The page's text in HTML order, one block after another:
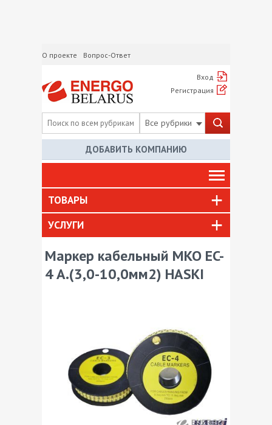
О проекте Вопрос-Ответ
Вход
Регистрация
Все рубрики
ДОБАВИТЬ КОМПАНИЮ
ТОВАРЫ
УСЛУГИ
Маркер кабельный МКО EC-
4 A.(3,0-10,0мм2) HASKI